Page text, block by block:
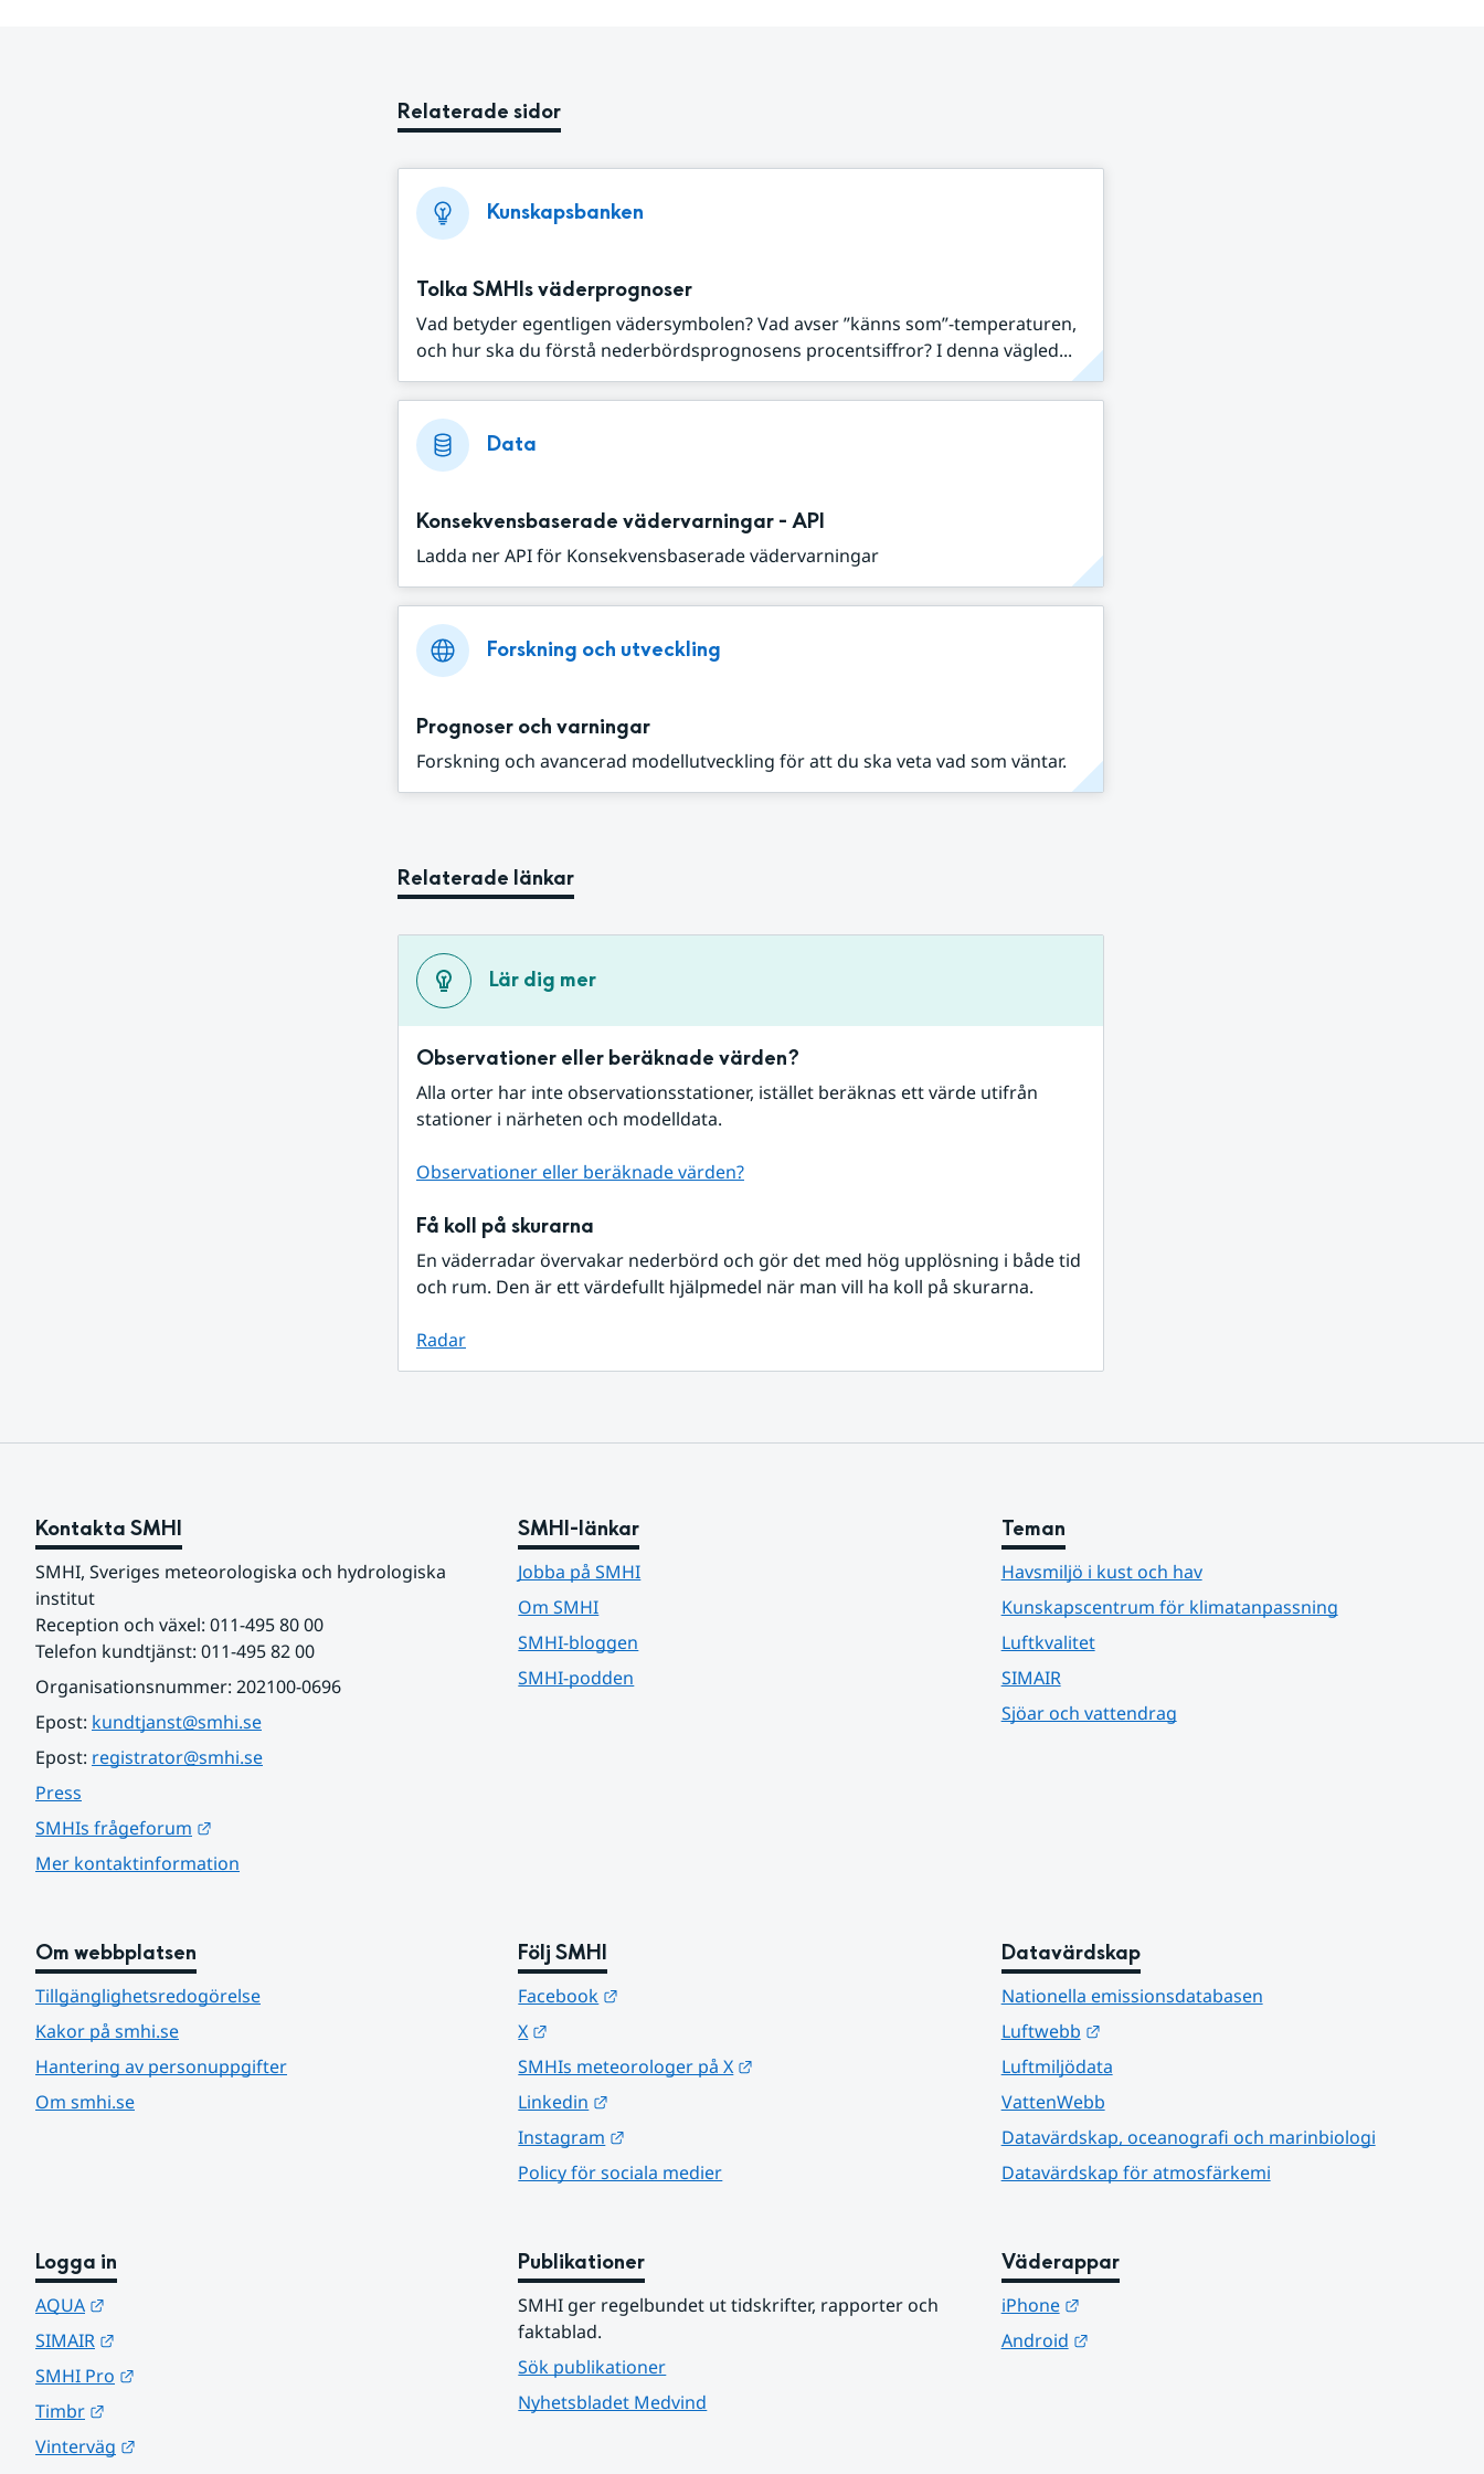
Relaterade sidor
Kunskapsbanken
Tolka SMHIs väderprognoser
Vad betyder egentligen vädersymbolen? Vad avser ”känns som”-temperaturen,
och hur ska du förstå nederbördsprognosens procentsiffror? I denna vägled...
Data
Konsekvensbaserade vädervarningar - API
Ladda ner API för Konsekvensbaserade vädervarningar
Forskning och utveckling
Prognoser och varningar
Forskning och avancerad modellutveckling för att du ska veta vad som väntar.
Relaterade länkar
Lär dig mer
Observationer eller beräknade värden?
Alla orter har inte observationsstationer, istället beräknas ett värde utifrån
stationer i närheten och modelldata.
Observationer eller beräknade värden?
Få koll på skurarna
En väderradar övervakar nederbörd och gör det med hög upplösning i både tid
och rum. Den är ett värdefullt hjälpmedel när man vill ha koll på skurarna.
Radar
Kontakta SMHI
SMHI, Sveriges meteorologiska och hydrologiska
institut
Reception och växel: 011-495 80 00
Telefon kundtjänst: 011-495 82 00
Organisationsnummer: 202100-0696
Epost: kundtjanst@smhi.se
Epost: registrator@smhi.se
Press
SMHIs frågeforum
Mer kontaktinformation
SMHI-länkar
Jobba på SMHI
Om SMHI
SMHI-bloggen
SMHI-podden
Teman
Havsmiljö i kust och hav
Kunskapscentrum för klimatanpassning
Luftkvalitet
SIMAIR
Sjöar och vattendrag
Om webbplatsen
Tillgänglighetsredogörelse
Kakor på smhi.se
Hantering av personuppgifter
Om smhi.se
Följ SMHI
Facebook
X
SMHIs meteorologer på X
Linkedin
Instagram
Policy för sociala medier
Datavärdskap
Nationella emissionsdatabasen
Luftwebb
Länk till annan webbplats.
Luftmiljödata
VattenWebb
Datavärdskap, oceanografi och marinbiologi
Datavärdskap för atmosfärkemi
Logga in
AQUA
SIMAIR
SMHI Pro
Timbr
Vinterväg
Publikationer
SMHI ger regelbundet ut tidskrifter, rapporter och
faktablad.
Sök publikationer
Nyhetsbladet Medvind
Väderappar
iPhone
Länk till annan webbplats.
Android
Länk till annan webbplats.